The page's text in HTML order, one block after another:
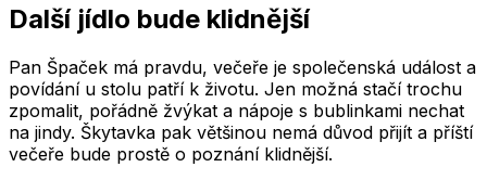
Další jídlo bude klidnější
Pan Špaček má pravdu, večeře je společenská událost a
povídání u stolu patří k životu. Jen možná stačí trochu
zpomalit, pořádně žvýkat a nápoje s bublinkami nechat
na jindy. Škytavka pak většinou nemá důvod přijít a příští
večeře bude prostě o poznání klidnější.